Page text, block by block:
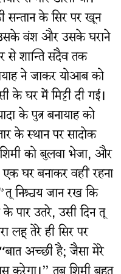
के सिर पर खून
वंश और उसके घराने
से शान्ति सदैव तक
ने जाकर योआब को
घर में मिट्टी दी गई।
के पुत्र बनायाह को
के स्थान पर सादोक
को बुलवा भेजा, और
घर बनाकर वहीं रहना
तू निश्चय जान रख कि
पार उतरे, उसी दिन तू
लहू तेरे ही सिर पर
अच्छी है; जैसा मेरे